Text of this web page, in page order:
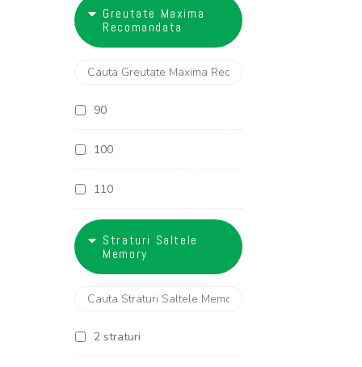
27 cm
28 cm
29 cm
30 cm
32 cm
Greutate Maxima
Recomandata
90
100
110
Straturi Saltele
Memory
2 straturi